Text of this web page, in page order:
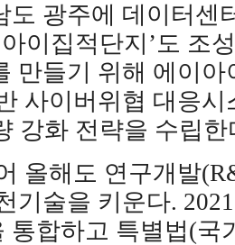
도 광주에 데이터센
이집적단지’도 조
만들기 위해 에이
사이버위협 대응
강화 전략을 수립한
올해도 연구개발
기술을 키운다.
통합하고 특별법(국